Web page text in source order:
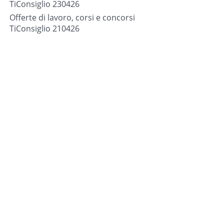
TiConsiglio 230426
Offerte di lavoro, corsi e concorsi
TiConsiglio 210426